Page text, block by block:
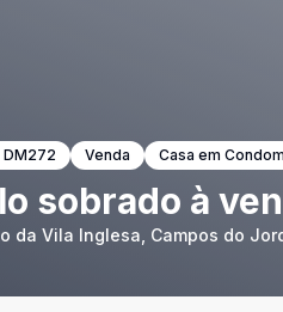
DM272 Venda Casa em
sobrado à
da Vila Inglesa, Campos do